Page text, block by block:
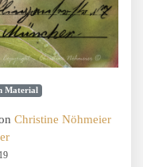
Material
Christine Nöhmeier